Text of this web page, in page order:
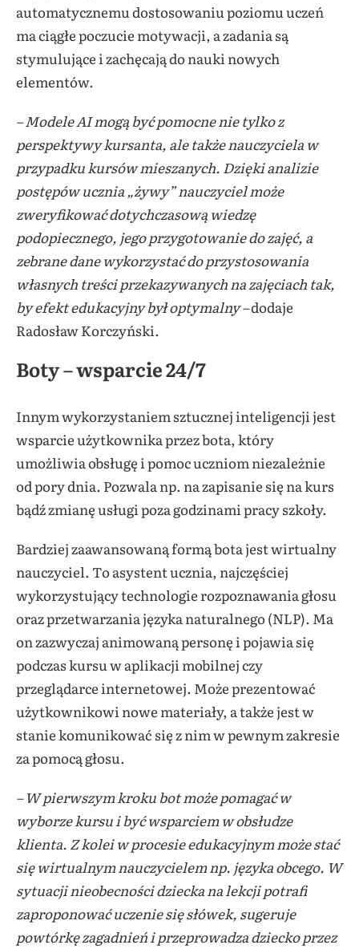
automatycznemu dostosowaniu poziomu uczeń
ma ciągłe poczucie motywacji, a zadania są
stymulujące i zachęcają do nauki nowych
elementów.
– Modele AI mogą być pomocne nie tylko z
perspektywy kursanta, ale także nauczyciela w
przypadku kursów mieszanych. Dzięki analizie
postępów ucznia „żywy” nauczyciel może
zweryfikować dotychczasową wiedzę
podopiecznego, jego przygotowanie do zajęć, a
zebrane dane wykorzystać do przystosowania
własnych treści przekazywanych na zajęciach tak,
by efekt edukacyjny był optymalny –dodaje
Radosław Korczyński.
Boty – wsparcie 24/7
Innym wykorzystaniem sztucznej inteligencji jest
wsparcie użytkownika przez bota, który
umożliwia obsługę i pomoc uczniom niezależnie
od pory dnia. Pozwala np. na zapisanie się na kurs
bądź zmianę usługi poza godzinami pracy szkoły.
Bardziej zaawansowaną formą bota jest wirtualny
nauczyciel. To asystent ucznia, najczęściej
wykorzystujący technologie rozpoznawania głosu
oraz przetwarzania języka naturalnego (NLP). Ma
on zazwyczaj animowaną personę i pojawia się
podczas kursu w aplikacji mobilnej czy
przeglądarce internetowej. Może prezentować
użytkownikowi nowe materiały, a także jest w
stanie komunikować się z nim w pewnym zakresie
za pomocą głosu.
– W pierwszym kroku bot może pomagać w
wyborze kursu i być wsparciem w obsłudze
klienta. Z kolei w procesie edukacyjnym może stać
się wirtualnym nauczycielem np. języka obcego. W
sytuacji nieobecności dziecka na lekcji potrafi
zaproponować uczenie się słówek, sugeruje
powtórkę zagadnień i przeprowadza dziecko przez